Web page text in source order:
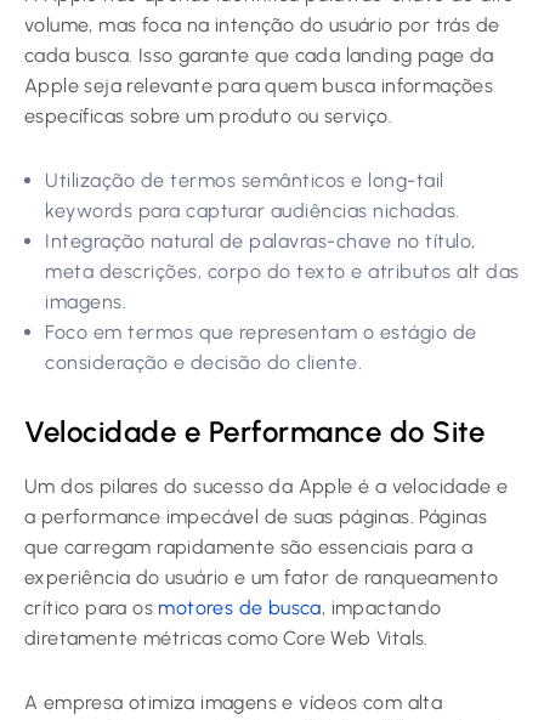
volume, mas foca na intenção do usuário por trás de
cada busca. Isso garante que cada landing page da
Apple seja relevante para quem busca informações
específicas sobre um produto ou serviço.
Utilização de termos semânticos e long-tail
keywords para capturar audiências nichadas.
Integração natural de palavras-chave no título,
meta descrições, corpo do texto e atributos alt das
imagens.
Foco em termos que representam o estágio de
consideração e decisão do cliente.
Velocidade e Performance do Site
Um dos pilares do sucesso da Apple é a velocidade e
a performance impecável de suas páginas. Páginas
que carregam rapidamente são essenciais para a
experiência do usuário e um fator de ranqueamento
crítico para os motores de busca, impactando
diretamente métricas como Core Web Vitals.
A empresa otimiza imagens e vídeos com alta